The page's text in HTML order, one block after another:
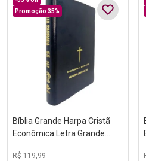
Promoção 35%
Bíblia Grande Harpa Cristã
Econômica Letra Grande
R$ 119,99